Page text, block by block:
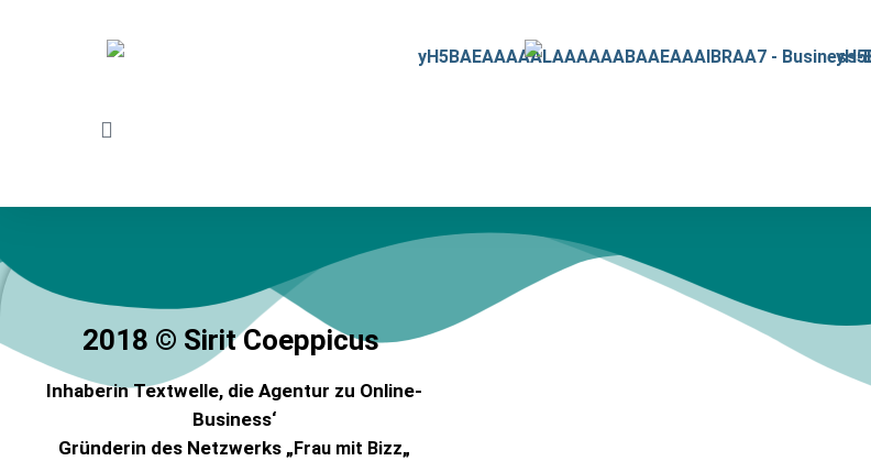
2018 © Sirit Coeppicus
Inhaberin Textwelle, die Agentur zu Online-
Business‘
Gründerin des Netzwerks „ Frau mit Bizz„